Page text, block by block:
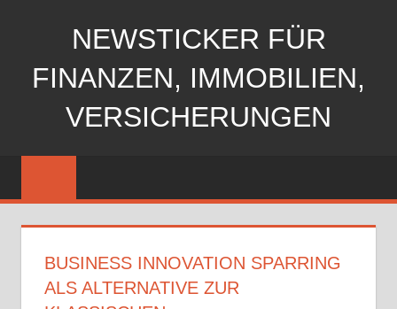
NEWSTICKER FÜR
FINANZEN, IMMOBILIEN,
VERSICHERUNGEN
BUSINESS INNOVATION SPARRING
ALS ALTERNATIVE ZUR